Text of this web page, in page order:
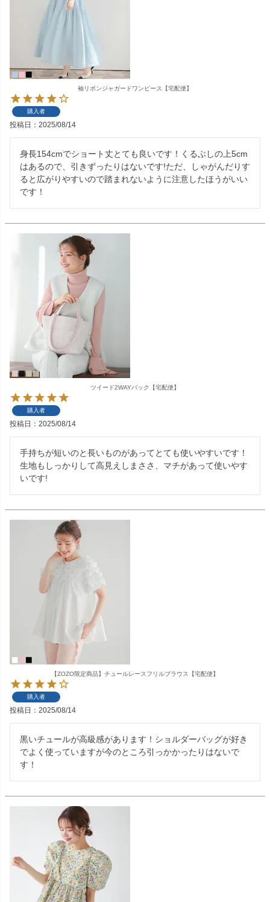
袖リボンジャガードワンピース【宅配便】
購入者
投稿日 2025/08/14
身長154cmでショート丈とても良いです！くるぶしの上5cm
はあるので、引きずったりはないです!ただ、しゃがんだりす
ると広がりやすいので踏まれないように注意したほうがいい
です！
ツイード2WAYバック【宅配便】
購入者
投稿日 2025/08/14
手持ちが短いのと長いものがあってとても使いやすいです！
生地もしっかりして高見えしまささ、マチがあって使いやす
いです!
【ZOZO限定商品】チュールレースフリルブラウス【宅配便】
購入者
投稿日 2025/08/14
黒いチュールが高級感があります！ショルダーバッグが好き
でよく使っていますが今のところ引っかかったりはないで
す！